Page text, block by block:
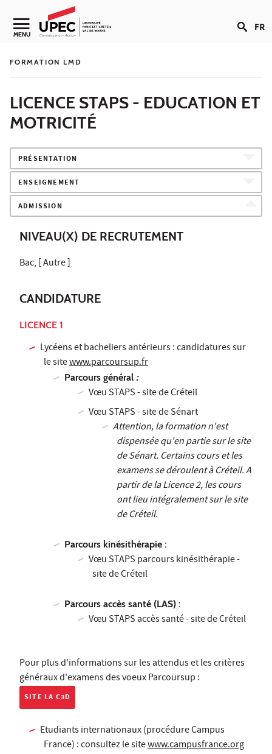
Aller au contenu
Navigation secondaire
MENU FR
FORMATION LMD
LICENCE STAPS - EDUCATION ET
MOTRICITÉ
PRÉSENTATION
ENSEIGNEMENT
ADMISSION
NIVEAU(X) DE RECRUTEMENT
Bac, [ Autre ]
CANDIDATURE
LICENCE 1
Lycéens et bacheliers antérieurs : candidatures sur
le sitewww.parcoursup.fr
Parcours général :
Vœu STAPS - site de Créteil
Vœu STAPS - site de Sénart
Attention, la formation n'est
dispensée qu'en partie sur le site
de Sénart. Certains cours et les
examens se déroulent à Créteil. A
partir de la Licence 2, les cours
ont lieu intégralement sur le site
de Créteil.
Parcours kinésithérapie :
Vœu STAPS parcours kinésithérapie -
site de Créteil
Parcours accès santé (LAS) :
Vœu STAPS accès santé - site de Créteil
Pour plus d'informations sur les attendus et les critères
généraux d'examens des voeux Parcoursup :
SITE LA C3D
Etudiants internationaux (procédure Campus
France) : consultez le sitewww.campusfrance.org